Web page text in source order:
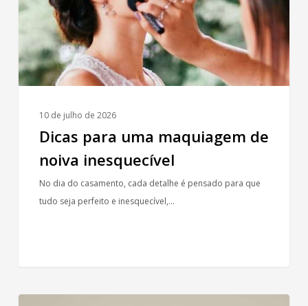
inesquecível
10 de julho de 2026
Dicas para uma maquiagem de
noiva inesquecível
No dia do casamento, cada detalhe é pensado para que
tudo seja perfeito e inesquecível,…